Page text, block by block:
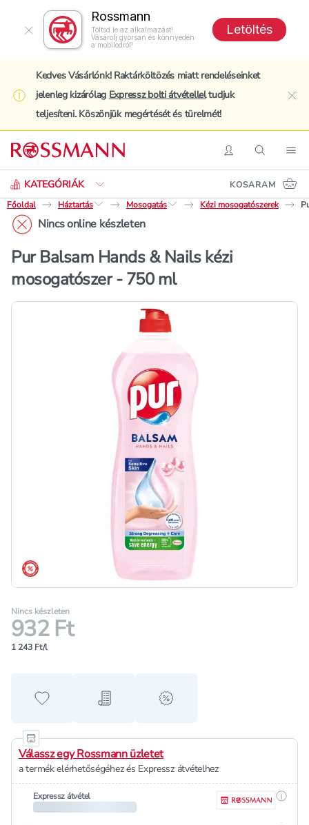
Rossmann
Töltsd le az alkalmazást!
Vásárolj gyorsan és könnyedén
a mobilodról!
Letöltés
Kedves Vásárlónk! Raktárköltözés miatt rendeléseinket
jelenleg kizárólag Expressz bolti átvételleltudjuk
teljesíteni. Köszönjük megértését és türelmét!
BelépésKeresés
KATEGÓRIÁK
Keresés
KOSARAM
Főoldal
Háztartás Mosogatás Kézi mosogatószerek
Nincs online készleten
Pur Balsam Hands & Nails kézi
mosogatószer - 750 ml
árréscsökkentés
Nincs készleten
932 Ft
1 243 Ft/l
Hozzáadás a kedvencekhez
Hozzáadás a bevásárló listához
alert when on sale
Válassz egy Rossmann üzletet
a termék elérhetőségéhez és Expressz átvételhez
Expressz átvétel